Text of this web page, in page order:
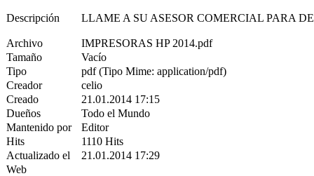
Descripción LLAME A SU ASESOR COMERCIAL PARA
Archivo
IMPRESORAS HP 2014.pdf
Tamaño
Vacío
Tipo
pdf (Tipo Mime: application/pdf)
Creador
celio
Creado
21.01.2014 17:15
Dueños
Todo el Mundo
Mantenido por
Editor
Hits
1110 Hits
Actualizado el
21.01.2014 17:29
Web